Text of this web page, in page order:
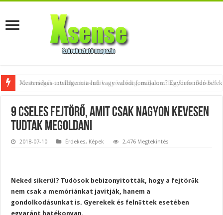
Az övtáskák továbbra is trendik – nézd meg, milyen stílusokhoz illenek!
9 cseles fejtörő, amit csak nagyon kevesen
tudtak megoldani
2018-07-10 Érdekes, Képek 2,476 Megtekintés
Neked sikerül? Tudósok bebizonyították, hogy a fejtörők
nem csak a memóriánkat javítják, hanem a
gondolkodásunkat is. Gyerekek és felnőttek esetében
egyaránt hatékonyan.